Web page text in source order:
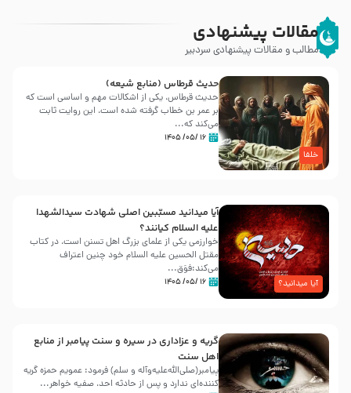
مقالات پیشنهادی
مطالب و مقالات پیشنهادی سردبیر
خلفا
حدیث قرطاس (منابع شیعه)
حدیث قرطاس، یکی از اشکالات مهم و اساسی است که
بر عمر بن خطاب گرفته شده است، این روایت ثابت
می‌کند که...
۱۶ /۰۵/ ۱۴۰۵
آیا میدانید؟
آیا میدانید مسبّبین اصلی شهادت سیدالشهدا
علیه ‌السلام کیانند؟
خوارزمی یکی از علمای بزرگ اهل تسنن است، در کتاب
مقتل الحسین علیه ‌السلام خود چنین اعتراف
می‌کند:فوَق...
۱۶ /۰۵/ ۱۴۰۵
گریه و عزاداری در سیره و سنت پیامبر از منابع
اهل سنت
پیامبر(صلی‌الله‌علیه‌وآله و سلم) فرمود: عمویم حمزه گریه
کننده‌ای ندارد و پس از حادثه احد، صفیه خواهر...